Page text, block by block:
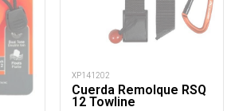
XP141202
Cuerda Remolque RSQ
12 Towline